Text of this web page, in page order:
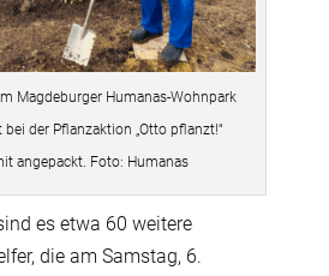
Magdeburger Humanas-Wohnpark
der Pflanzaktion „Otto pflanzt!“
angepackt. Foto: Humanas
es etwa 60 weitere
die am Samstag, 6.